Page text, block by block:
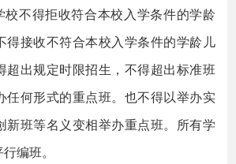
不得拒收符合本校入学条件的学龄
得接收不符合本校入学条件的学龄儿
超出规定时限招生，不得超出标准班
任何形式的重点班。也不得以举办实
新班等名义变相举办重点班。所有学
编班。